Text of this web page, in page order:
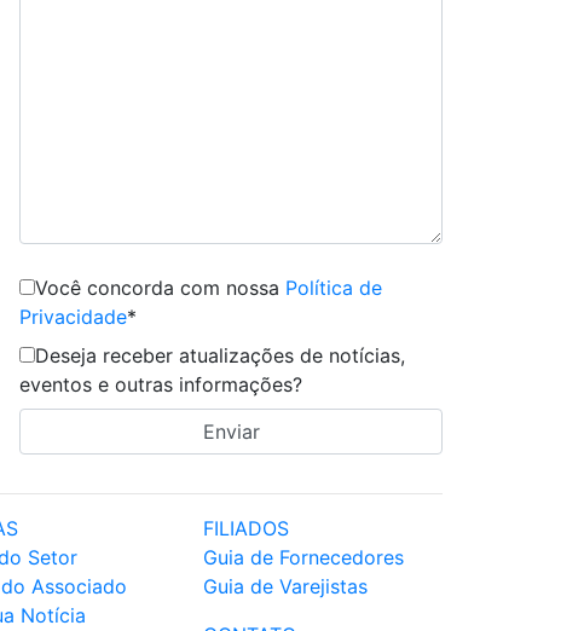
Você concorda com nossa Política de
Privacidade*
Deseja receber atualizações de notícias,
eventos e outras informações?
Setor
Associado
Notícia
FILIADOS
Guia de Fornecedores
Guia de Varejistas